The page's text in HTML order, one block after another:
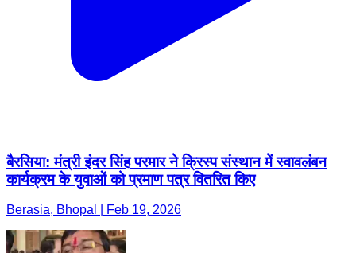
बैरसिया: मंत्री इंदर सिंह परमार ने क्रिस्प संस्थान में स्वावलंबन
कार्यक्रम के युवाओं को प्रमाण पत्र वितरित किए
Berasia, Bhopal | Feb 19, 2026